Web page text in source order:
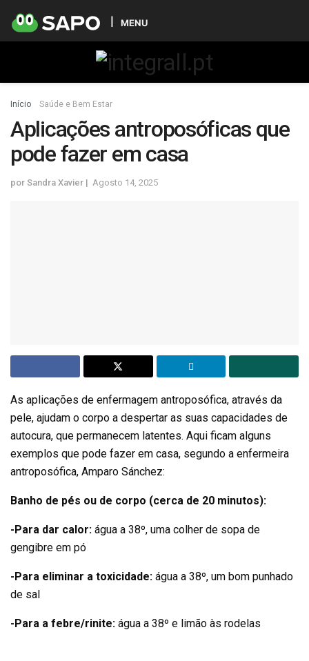
MENU
Início Saúde e Bem Estar
Aplicações antroposóficas que
pode fazer em casa
por Sandra Xavier Agosto 14, 2025
As aplicações de enfermagem antroposófica, através da
pele, ajudam o corpo a despertar as suas capacidades de
autocura, que permanecem latentes. Aqui ficam alguns
exemplos que pode fazer em casa, segundo a enfermeira
antroposófica, Amparo Sánchez:
Banho de pés ou de corpo (cerca de 20 minutos):
-Para dar calor: água a 38º, uma colher de sopa de
gengibre em pó
-Para eliminar a toxicidade: água a 38º, um bom punhado
de sal
-Para a febre/rinite: água a 38º e limão às rodelas